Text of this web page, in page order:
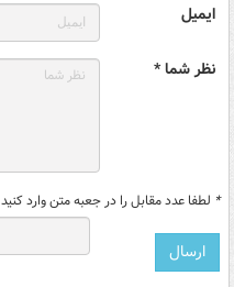
ایمیل
نظر شما *
* لطفا عدد مقابل را در جعبه متن وارد کنید